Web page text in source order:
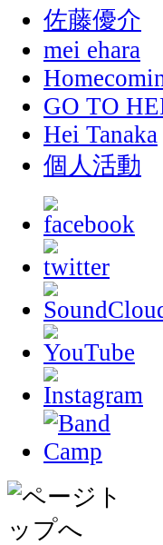
佐藤優介
mei ehara
GO TO
Hei Tanaka
個人活動